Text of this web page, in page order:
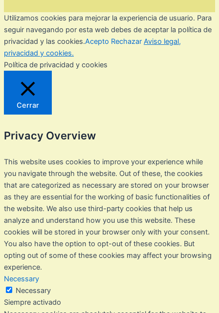
Utilizamos cookies para mejorar la experiencia de usuario. Para
seguir navegando por esta web debes de aceptar la política de
privacidad y las cookies.Acepto Rechazar Aviso legal,
privacidad y cookies.
Política de privacidad y cookies
Cerrar
Privacy Overview
This website uses cookies to improve your experience while
you navigate through the website. Out of these, the cookies
that are categorized as necessary are stored on your browser
as they are essential for the working of basic functionalities of
the website. We also use third-party cookies that help us
analyze and understand how you use this website. These
cookies will be stored in your browser only with your consent.
You also have the option to opt-out of these cookies. But
opting out of some of these cookies may affect your browsing
experience.
Necessary
Necessary
Siempre activado